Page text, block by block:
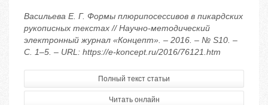
Васильева Е. Г. Формы плюрипосессивов в пикардских
рукописных текстах // Научно-методический
электронный журнал «Концепт». – 2016. – № S10. –
С. 1–5. – URL: https://e-koncept.ru/2016/76121.htm
Полный текст статьи
Читать онлайн